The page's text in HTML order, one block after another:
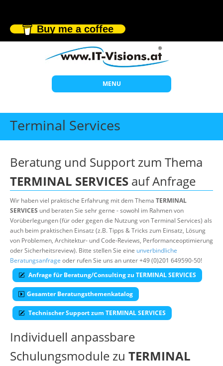
Buy me a coffee
MENU
Start
Themen
Individuelle Schulungen
Offene Seminare
Wissen
Über uns
Suche
Terminal Services
Beratung und Support zum Thema
TERMINAL SERVICES auf Anfrage
Wir haben viel praktische Erfahrung mit dem Thema TERMINAL
SERVICES und beraten Sie sehr gerne - sowohl im Rahmen von
Vorüberlegungen (für oder gegen die Nutzung von Terminal Services) als
auch beim praktischen Einsatz (z.B. Tipps & Tricks zum Einsatz, Lösung
von Problemen, Architektur- und Code-Reviews, Performanceoptimierung
oder Sicherheitsreview). Bitte stellen Sie eine unverbindliche
Beratungsanfrage oder rufen Sie uns an unter +49 (0)201 649590-50!
Anfrage für Beratung/Consulting zu TERMINAL SERVICES
Gesamter Beratungsthemenkatalog
Technischer Support zum TERMINAL SERVICES
Individuell anpassbare
Schulungsmodule zu TERMINAL